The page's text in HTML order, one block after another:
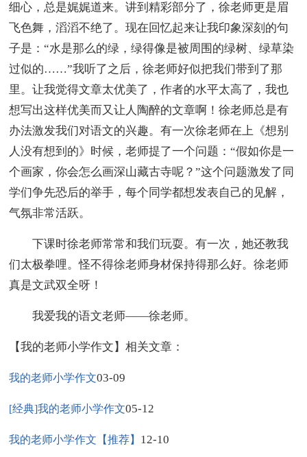
细心，总是娓娓道来。讲到精彩部分了，徐老师更是眉
飞色舞，滔滔不绝了。现在回忆起来让我印象深刻的句
子是：“水是那么的绿，绿得像是被周围的绿树、绿草染
过似的……”我听了之后，徐老师好似把我们带到了那
里。让我觉得文章太优美了，作者的水平太高了，我也
想写出这样优美而又让人陶醉的文章啊！徐老师总是有
办法激发我们对语文的兴趣。有一次徐老师在上《想别
人没有想到的》时候，老师提了一个问题：“假如你是一
个画家，你会怎么画深山藏古寺呢？”这个问题激发了同
学们争先恐后的举手，每个同学都想发表自己的见解，
气氛非常活跃。
下课时徐老师常常和我们玩耍。有一次，她还教我
们太极拳哩。怪不得徐老师身材保持得那么好。徐老师
真是文武双全呀！
我爱我的语文老师——徐老师。
【我的老师小学作文】相关文章：
我的老师小学作文03-09
[经典]我的老师小学作文05-12
我的老师小学作文【推荐】 12-10